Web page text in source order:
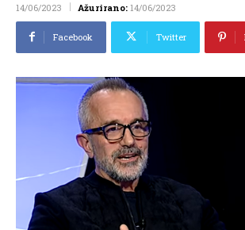
14/06/2023 Ažurirano: 14/06/2023
Facebook Twitter